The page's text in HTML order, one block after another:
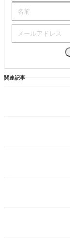
関連記事